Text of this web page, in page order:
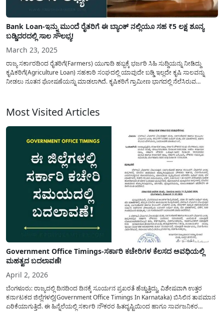
Bank Loan-ಇನ್ನು ಮುಂದೆ ರೈತರಿಗೆ ಈ ಬ್ಯಾಂಕ್ ನಲ್ಲಿಯೂ ಸಹ ₹5 ಲಕ್ಷ ಶೂನ್ಯ
ಬಡ್ಡಿದರದಲ್ಲಿ ಸಾಲ ಸೌಲಭ್ಯ!
March 23, 2025
ರಾಜ್ಯ ಸರ್ಕಾರದಿಂದ ರೈತರಿಗೆ(Farmers) ಯುಗಾದಿ ಹಬ್ಬಕ್ಕೆ ಭರ್ಜರಿ ಸಿಹಿ ಸುದ್ದಿಯನ್ನು ನೀಡಿದ್ದು
ಕೃಷಿಕರಿಗೆ(Agriculture Loan) ಸಹಕಾರಿ ಸಂಘದಲ್ಲಿ ಯಾವುದೇ ಬಡ್ಡಿ ಇಲ್ಲದೇ ಕೃಷಿ ಸಾಲವನ್ನು
ನೀಡಲು ನೂತನ ಘೋಷಣೆಯನ್ನು ಮಾಡಲಾಗಿದೆ. ಕೃಷಿಕರಿಗೆ ಗ್ರಾಮೀಣ ಭಾಗದಲ್ಲಿ ನೆಲೆಸಿರುವ
Most Visited Articles
Government Office Timings-ಸರ್ಕಾರಿ ಕಚೇರಿಗಳ ಕೆಲಸದ ಅವಧಿಯಲ್ಲಿ
ಮಹತ್ವದ ಬದಲಾವಣೆ!
April 2, 2026
ಬೆಂಗಳೂರು: ರಾಜ್ಯದಲ್ಲಿ ದಿನದಿಂದ ದಿನಕ್ಕೆ ಸೂರ್ಯನ ಪ್ರಖರತೆ ಹೆಚ್ಚುತ್ತಿದ್ದು, ವಿಶೇಷವಾಗಿ ಉತ್ತರ
ಕರ್ನಾಟಕದ ಜಿಲ್ಲೆಗಳಲ್ಲಿ(Government Office Timings In Karnataka) ಬಿಸಿಲಿನ ತಾಪಮಾನ
ಏರಿಕೆಯಾಗುತ್ತಿದೆ. ಈ ಹಿನ್ನೆಲೆಯಲ್ಲಿ ಸರ್ಕಾರಿ ನೌಕರರ ಹಿತದೃಷ್ಟಿಯಿಂದ ಹಾಗೂ ಸಾರ್ವಜನಿಕರ